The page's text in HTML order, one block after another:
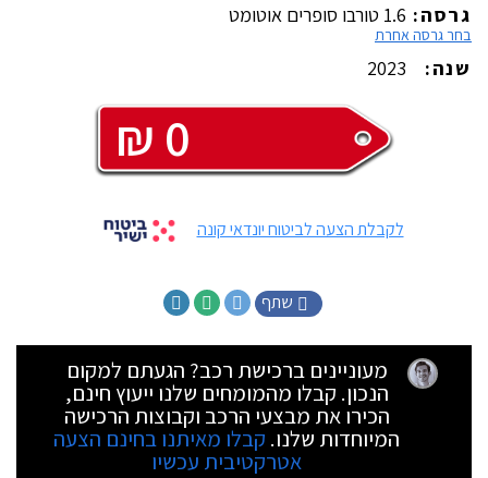
גרסה: 1.6 טורבו סופרים אוטומט
בחר גרסה אחרת
שנה: 2023
0
₪
לקבלת הצעה לביטוח יונדאי קונה
שתף
מעוניינים ברכישת רכב? הגעתם למקום
הנכון. קבלו מהמומחים שלנו ייעוץ חינם,
הכירו את מבצעי הרכב וקבוצות הרכישה
המיוחדות שלנו. קבלו מאיתנו בחינם הצעה
אטרקטיבית עכשיו